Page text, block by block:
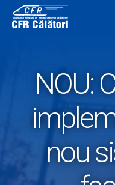
content
NOU:
nou